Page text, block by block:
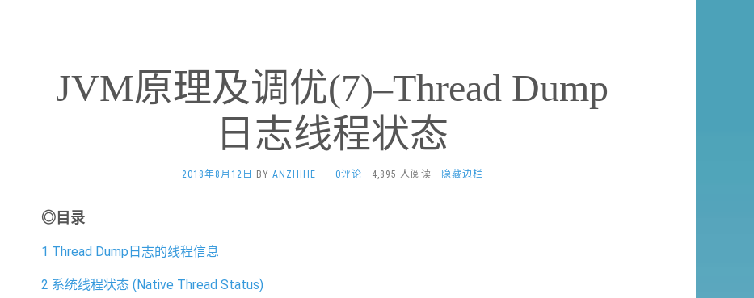
JVM原理及调优(7)–Thread Dump
日志线程状态
2018年8月12日 BY ANZHIHE · 0评论 · 4,895 人阅读 · 隐藏边栏
◎目录
1 Thread Dump日志的线程信息
2 系统线程状态 (Native Thread Status)